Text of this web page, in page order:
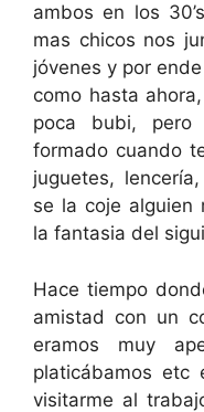
ambos en los
mas chicos nos
jóvenes y por
como hasta
poca bubi,
formado cuando
juguetes,
se la coje alguien
la fantasia del
Hace tiempo
amistad con un
eramos muy
platicábamos
visitarme al